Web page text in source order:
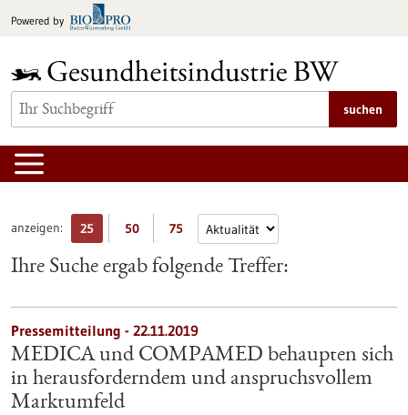
Inhalt
Powered by
suchen
anzeigen: 25 50 75
Ihre Suche ergab folgende Treffer:
Pressemitteilung - 22.11.2019
MEDICA und COMPAMED behaupten sich
in herausforderndem und anspruchsvollem
Marktumfeld